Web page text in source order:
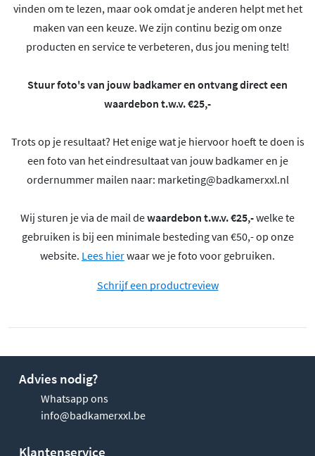
vinden om te lezen, maar ook omdat je anderen helpt met het
maken van een keuze. We zijn continu bezig om onze
producten en service te verbeteren, dus jou mening telt!
Stuur foto's van jouw badkamer en ontvang direct een
waardebon t.w.v. €25,-
Trots op je resultaat? Het enige wat je hiervoor hoeft te doen is
een foto van het eindresultaat van jouw badkamer en je
ordernummer mailen naar: marketing@badkamerxxl.nl
Wij sturen je via de mail dewaardebon t.w.v. €25,-welke te
gebruiken is bij een minimale besteding van €50,- op onze
website. Lees hierwaar we je foto voor gebruiken.
Schrijf een productreview
Advies nodig?
Whatsapp ons
info@badkamerxxl.be
Klantenservice